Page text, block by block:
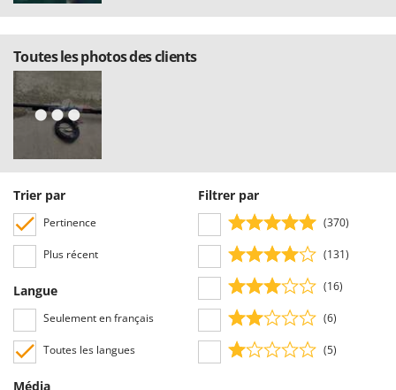
Toutes les photos des clients
Trier par
Pertinence
Plus récent
Langue
Seulement en français
Toutes les langues
Média
Filtrer par
(370)
(131)
(16)
(6)
(5)